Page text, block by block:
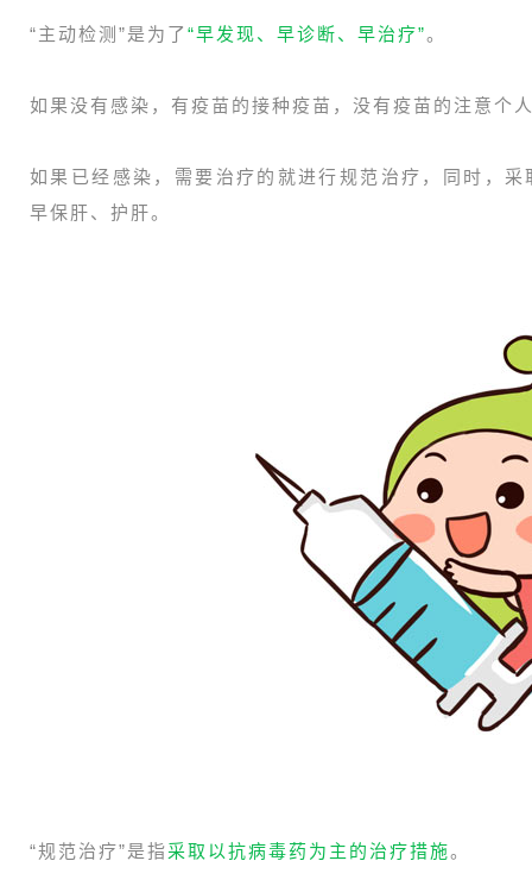
“主动检测”是为了 “早发现、早诊断、早治疗”。
如果没有感染，有疫苗的接种疫苗，没有疫苗的注意个
如果已经感染，需要治疗的就进行规范治疗，同时，
早保肝、护肝。
“规范治疗”是指采取以抗病毒药为主的治疗措施。